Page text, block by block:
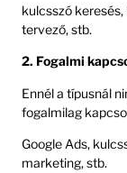
kulcsszó
tervező, stb.
2. Fogalmi
Ennél a típusnál
fogalmilag
Google Ads,
marketing, stb.